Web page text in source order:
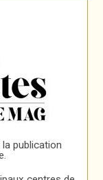
publication